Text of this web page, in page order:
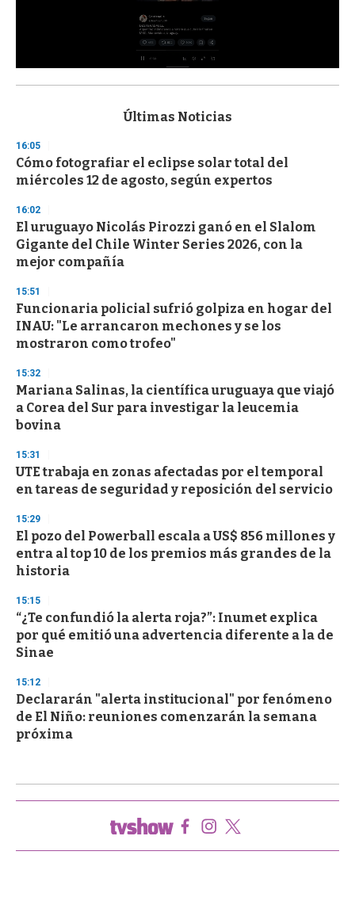
s
d
s
o
f
3
s
e
c
o
d
s
Últimas Noticias
16:05
Cómo fotografiar el eclipse solar total del
miércoles 12 de agosto, según expertos
16:02
El uruguayo Nicolás Pirozzi ganó en el Slalom
Gigante del Chile Winter Series 2026, con la
mejor compañía
15:51
Funcionaria policial sufrió golpiza en hogar del
INAU: "Le arrancaron mechones y se los
mostraron como trofeo"
15:32
Mariana Salinas, la científica uruguaya que viajó
a Corea del Sur para investigar la leucemia
bovina
15:31
UTE trabaja en zonas afectadas por el temporal
en tareas de seguridad y reposición del servicio
15:29
El pozo del Powerball escala a US$ 856 millones y
entra al top 10 de los premios más grandes de la
historia
15:15
“¿Te confundió la alerta roja?”: Inumet explica
por qué emitió una advertencia diferente a la de
Sinae
15:12
Declararán "alerta institucional" por fenómeno
de El Niño: reuniones comenzarán la semana
próxima